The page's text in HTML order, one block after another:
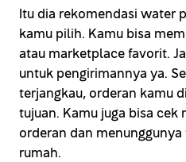
Itu dia rekomendasi water
kamu pilih. Kamu bisa
atau marketplace favorit.
untuk pengirimannya ya.
terjangkau, orderan kamu
tujuan. Kamu juga bisa cek
orderan dan
rumah.